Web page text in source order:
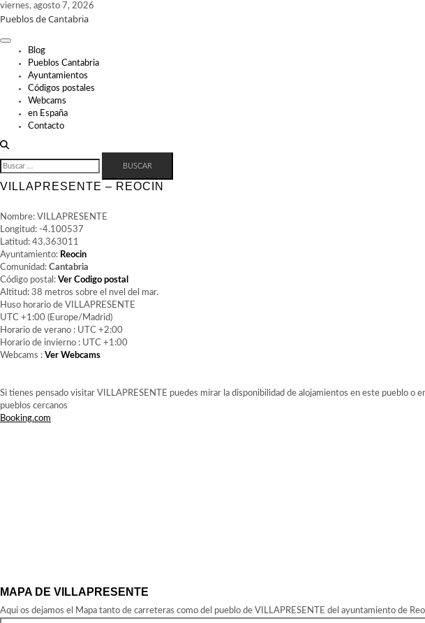
Skip
to
viernes, agosto 7, 2026
Pueblos de Cantabria
Blog
Pueblos Cantabria
Ayuntamientos
Códigos postales
Webcams
en España
Contacto
BUSCAR:
VILLAPRESENTE – REOCIN
Nombre: VILLAPRESENTE
Longitud: -4.100537
Latitud: 43.363011
Ayuntamiento: Reocin
Comunidad: Cantabria
Código postal: Ver Codigo postal
Altitud: 38 metros sobre el nvel del mar.
Huso horario de VILLAPRESENTE
UTC +1:00 (Europe/Madrid)
Horario de verano : UTC +2:00
Horario de invierno : UTC +1:00
Webcams : Ver Webcams
Si tienes pensado visitar VILLAPRESENTE puedes mirar la disponibilidad de alojamientos en este pueblo o
pueblos cercanos
Booking.com
MAPA DE VILLAPRESENTE
Aqui os dejamos el Mapa tanto de carreteras como del pueblo de VILLAPRESENTE del ayuntamiento de